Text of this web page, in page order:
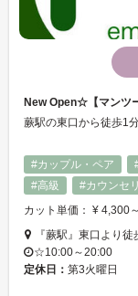
New Open☆【マンツ
#カップル・ペア
#高級
#カウンセ
カット単価： ¥ 4,300～
『蕨駅』東口より
☆10:00～20:00
定休日： 第3火曜日